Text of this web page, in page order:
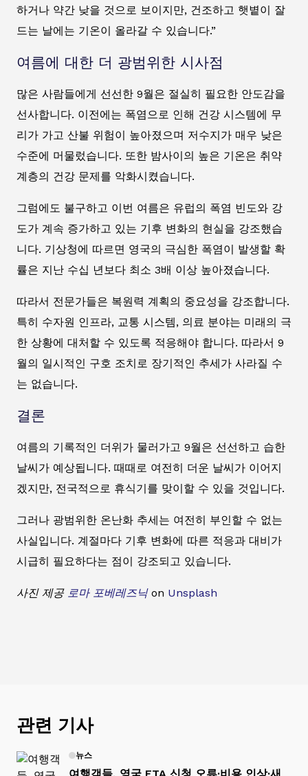
하거나 약간 낮을 것으로 보이지만, 건조하고 햇볕이 잘
드는 날에는 기온이 올라갈 수 있습니다.”
여름에 대한 더 광범위한 시사점
많은 사람들에게 선선한 9월은 절실히 필요한 안도감을
선사합니다. 이전에는 폭염으로 인해 건강 시스템에 무
리가 가고 산불 위험이 높아졌으며 저수지가 매우 낮은
수준에 머물렀습니다. 또한 밤사이의 높은 기온은 취약
계층의 건강 문제를 악화시켰습니다.
그럼에도 불구하고 이번 여름은 유럽의 폭염 빈도와 강
도가 계속 증가하고 있는 기후 변화의 현실을 강조했습
니다. 기상청에 따르면 영국의 극심한 폭염이 발생할 확
률은 지난 수십 년보다 최소 3배 이상 높아졌습니다.
따라서 전문가들은 복원력 계획의 중요성을 강조합니다.
특히 수자원 인프라, 교통 시스템, 의료 분야는 미래의 극
한 상황에 대처할 수 있도록 적응해야 합니다. 따라서 9
월의 일시적인 구호 조치로 장기적인 추세가 사라질 수
는 없습니다.
결론
여름의 기록적인 더위가 물러가고 9월은 선선하고 습한
날씨가 예상됩니다. 때때로 여전히 더운 날씨가 이어지
겠지만, 전국적으로 휴식기를 맞이할 수 있을 것입니다.
그러나 광범위한 온난화 추세는 여전히 부인할 수 없는
사실입니다. 계절마다 기후 변화에 따른 적응과 대비가
시급히 필요하다는 점이 강조되고 있습니다.
사진 제공 로마 포베레즈닉on Unsplash
관련 기사
뉴스
여행객들, 영국 ETA 신청 오류·비용 인상·새